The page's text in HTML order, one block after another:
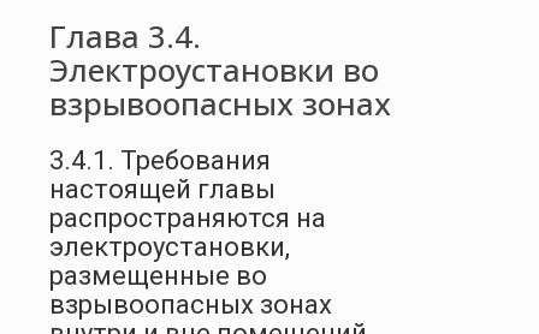
Глава 3.4.
Электроустановки во
взрывоопасных зонах
3.4.1. Требования
настоящей главы
распространяются на
электроустановки,
размещенные во
взрывоопасных зонах